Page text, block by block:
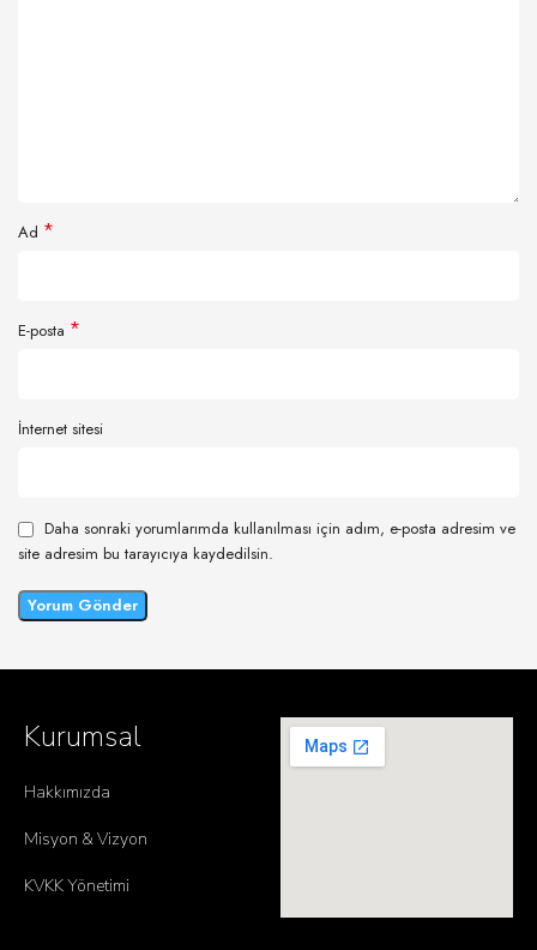
Ad *
E-posta *
İnternet sitesi
Daha sonraki yorumlarımda kullanılması için adım, e-posta adresim ve
site adresim bu tarayıcıya kaydedilsin.
Kurumsal
Hakkımızda
Misyon & Vizyon
KVKK Yönetimi